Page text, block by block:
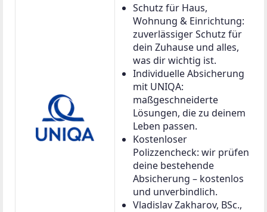
Schutz für Haus,
Wohnung & Einrichtung:
zuverlässiger Schutz für
dein Zuhause und alles,
was dir wichtig ist.
Individuelle Absicherung
mit UNIQA:
maßgeschneiderte
Lösungen, die zu deinem
Leben passen.
Kostenloser
Polizzencheck: wir prüfen
deine bestehende
Absicherung – kostenlos
und unverbindlich.
Vladislav Zakharov, BSc.,